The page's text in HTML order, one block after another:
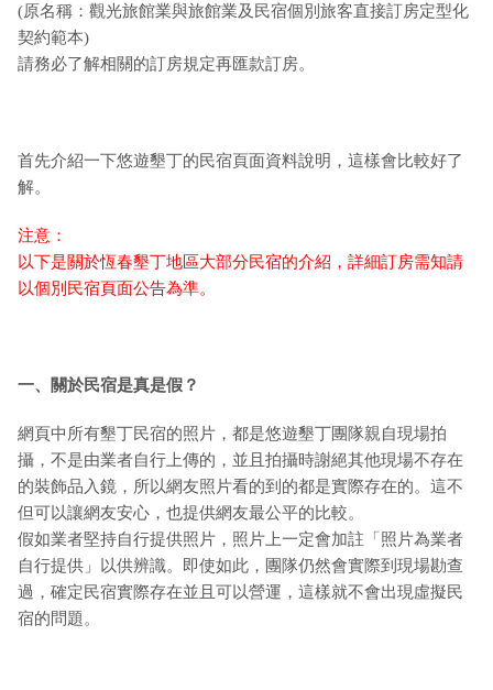
(原名稱：觀光旅館業與旅館業及民宿個別旅客直接訂房定型化
契約範本)
請務必了解相關的訂房規定再匯款訂房。
首先介紹一下悠遊墾丁的民宿頁面資料說明，這樣會比較好了
解。
注意：
以下是關於恆春墾丁地區大部分民宿的介紹，詳細訂房需知請
以個別民宿頁面公告為準。
一、關於民宿是真是假？
網頁中所有墾丁民宿的照片，都是悠遊墾丁團隊親自現場拍
攝，不是由業者自行上傳的，並且拍攝時謝絕其他現場不存在
的裝飾品入鏡，所以網友照片看的到的都是實際存在的。這不
但可以讓網友安心，也提供網友最公平的比較。
假如業者堅持自行提供照片，照片上一定會加註「照片為業者
自行提供」以供辨識。即使如此，團隊仍然會實際到現場勘查
過，確定民宿實際存在並且可以營運，這樣就不會出現虛擬民
宿的問題。